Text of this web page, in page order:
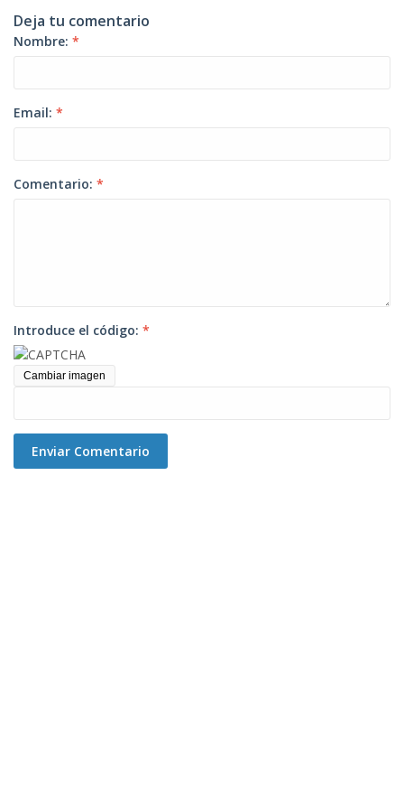
Deja tu comentario
Nombre: *
Email: *
Comentario: *
Introduce el código: *
Cambiar imagen
Enviar Comentario